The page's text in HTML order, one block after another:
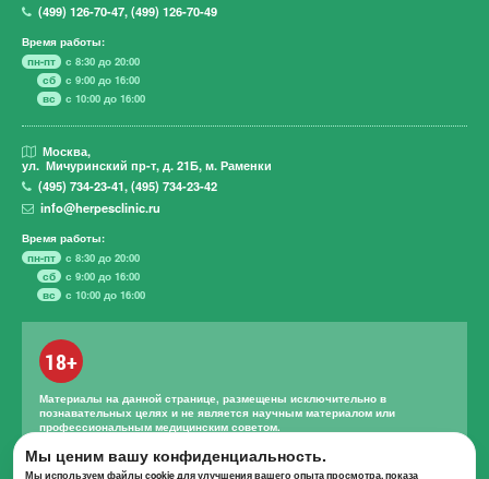
(499)126-70-47,(499)126-70-49
Время работы:
пн-пт
с 8:30 до 20:00
сб
с 9:00 до 16:00
вс
с 10:00 до 16:00
Москва,
ул. Мичуринский пр-т, д. 21Б, м. Раменки
(495)734-23-41,(495)734-23-42
info@herpesclinic.ru
Время работы:
пн-пт
с 8:30 до 20:00
сб
с 9:00 до 16:00
вс
с 10:00 до 16:00
18+
Материалы на данной странице, размещены исключительно в
познавательных целях и не является научным материалом или
профессиональным медицинским советом.
Правильное лечение и назначение лекарственных средств может
проводиться только квалифицированным специалистом с учетом
Мы ценим вашу конфиденциальность.
Мы используем файлы cookie для улучшения вашего опыта просмотра, показа